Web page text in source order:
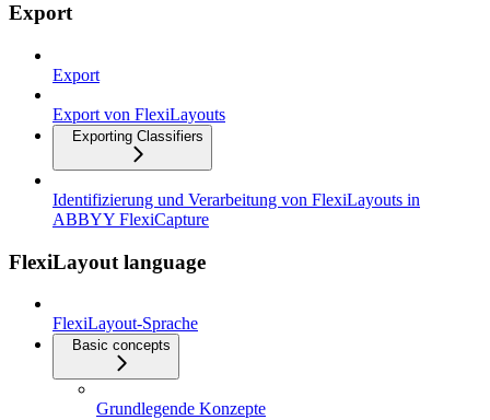
Export
Export
Export von FlexiLayouts
Exporting Classifiers
Identifizierung und Verarbeitung von FlexiLayouts in
ABBYY FlexiCapture
FlexiLayout language
FlexiLayout-Sprache
Basic concepts
Grundlegende Konzepte